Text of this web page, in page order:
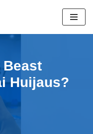
Beast
Huijaus?